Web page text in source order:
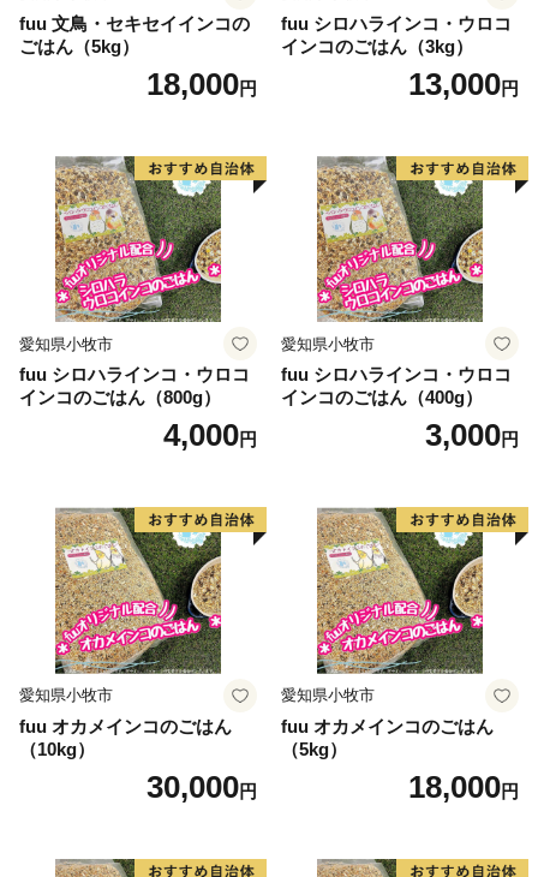
市街地からわずか2kmの場所に、約92haのブナの原生林
として国の天然記念物に指定）が広がっており、散策路
ばれる姿も見ることができます。地域住民の積極的な保
護活動により２度の伐採の危機を乗り越え、現在、まち
のシンボルとして多くの人たちに親しまれています。
2004(平成16)年には、これまでのブナを活用したまちづ
くりと、歌才に加え添別・白井川の３つの地域の地理
的・学術的価値が評価され、本町のブナ林は「北限のブ
ナ林」として、北海道遺産に選定されています。
◆各お問い合わせ先はこちら◆
１．受領証明書再発行・ワンストップ受付状況について
０５０－３３５５－２１９７(全自治体共通)
※14桁の寄附受付番号とお申込み時の電話番号下４桁が
必要です
※休日・夜間も対応
２．お礼の品・配送について
黒松内町ふるさと納税コールセンター
営業時間 ９：００～１７：３０（祝土日を除く）
TEL：０１１－８８７－７３７３
Mail：kuromatsunai_furusato@souplesse.jp
fuu 文鳥・セキセイインコの
ごはん（5kg）
18,000円
fuu シロハラインコ・ウロコ
インコのごはん（3kg）
13,000円
愛知県小牧市
fuu シロハラインコ・ウロコ
インコのごはん（800g）
4,000円
愛知県小牧市
fuu シロハラインコ・ウロコ
インコのごはん（400g）
3,000円
愛知県小牧市
fuu オカメインコのごはん
（10kg）
30,000円
愛知県小牧市
fuu オカメインコのごはん
（5kg）
18,000円